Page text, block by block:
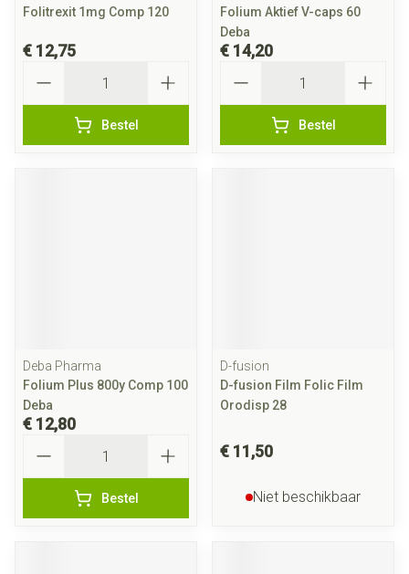
Folitrexit 1mg Comp 120
€ 12,75
Bestel
Folium Aktief V-caps 60
Deba
€ 14,20
Bestel
Deba Pharma
Folium Plus 800y Comp 100
Deba
€ 12,80
Bestel
D-fusion
D-fusion Film Folic Film
Orodisp 28
€ 11,50
Niet beschikbaar